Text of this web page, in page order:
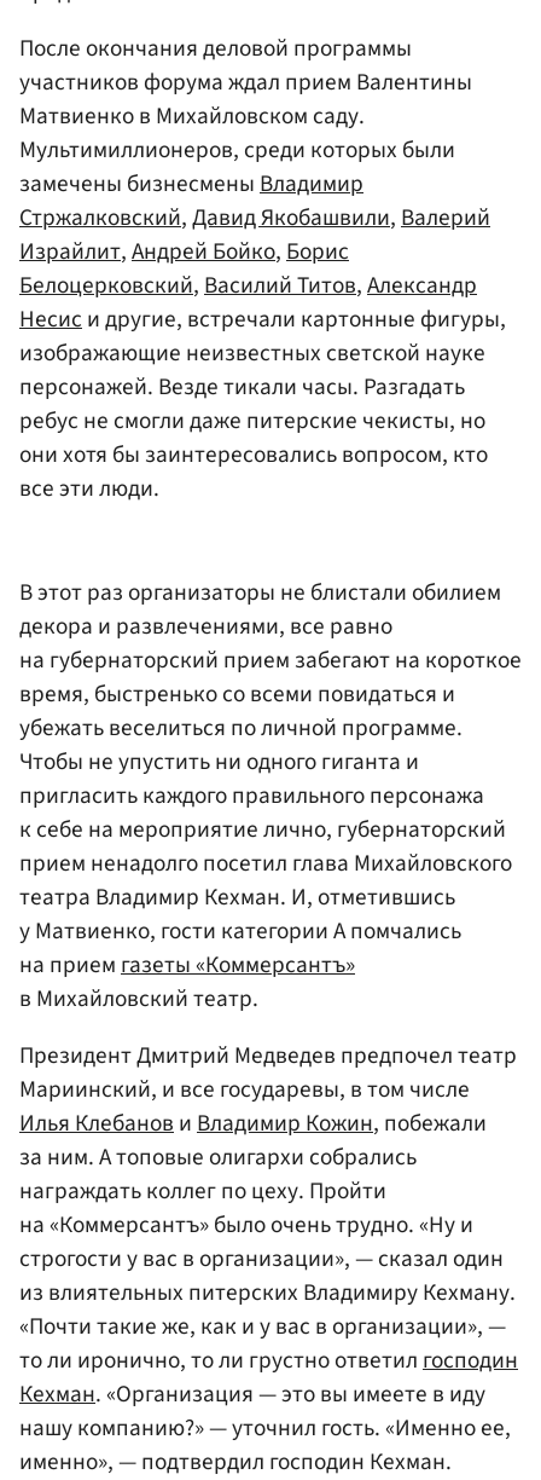
После окончания деловой программы
участников форума ждал прием Валентины
Матвиенко в Михайловском саду.
Мультимиллионеров, среди которых были
замечены бизнесменыВладимир
Стржалковский,Давид Якобашвили,Валерий
Израйлит,Андрей Бойко,Борис
Белоцерковский,Василий Титов,Александр
Несиси другие, встречали картонные фигуры,
изображающие неизвестных светской науке
персонажей. Везде тикали часы. Разгадать
ребус не смогли даже питерские чекисты, но
они хотя бы заинтересовались вопросом, кто
все эти люди.
В этот раз организаторы не блистали обилием
декора и развлечениями, все равно
на губернаторский прием забегают на короткое
время, быстренько со всеми повидаться и
убежать веселиться по личной программе.
Чтобы не упустить ни одного гиганта и
пригласить каждого правильного персонажа
к себе на мероприятие лично, губернаторский
прием ненадолго посетил глава Михайловского
театра Владимир Кехман. И, отметившись
у Матвиенко, гости категории А помчались
на приемгазеты «Коммерсантъ»
в Михайловский театр.
Президент Дмитрий Медведев предпочел театр
Мариинский, и все государевы, в том числе
Илья КлебановиВладимир Кожин, побежали
за ним. А топовые олигархи собрались
награждать коллег по цеху. Пройти
на «Коммерсантъ» было очень трудно. «Ну и
строгости у вас в организации», — сказал один
из влиятельных питерских Владимиру Кехману.
«Почти такие же, как и у вас в организации», —
то ли иронично, то ли грустно ответилгосподин
Кехман. «Организация — это вы имеете в иду
нашу компанию?» — уточнил гость. «Именно ее,
именно», — подтвердил господин Кехман.